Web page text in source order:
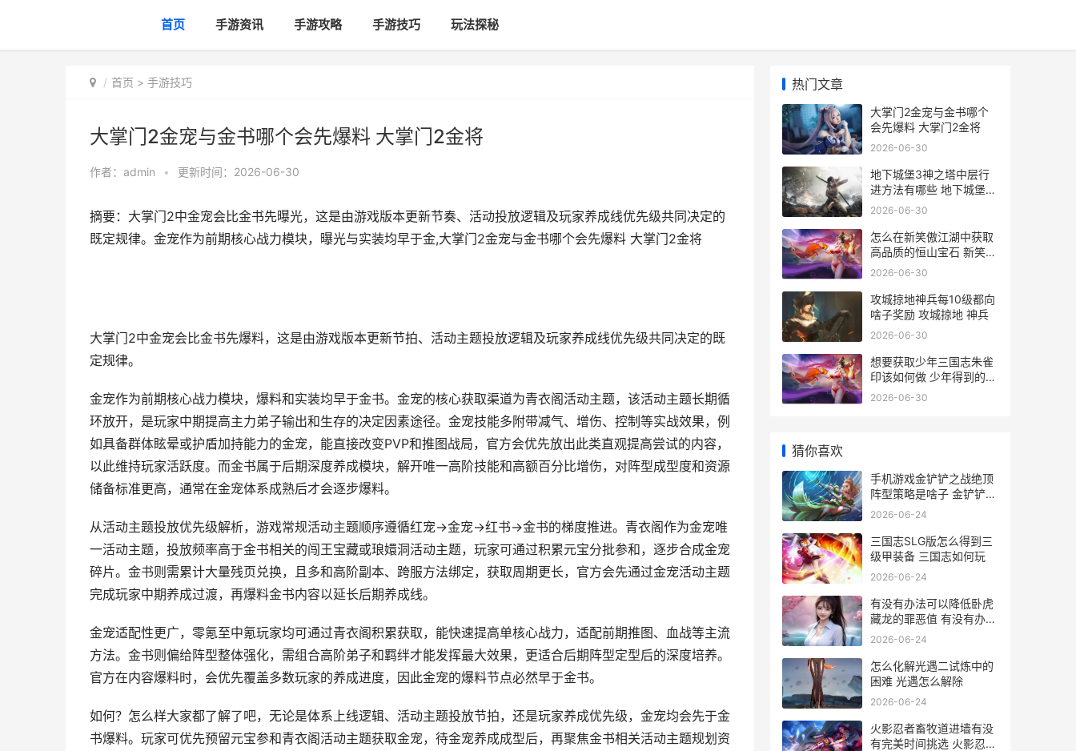
首页 手游资讯 手游攻略 手游技巧 玩法探秘
首页 > 手游技巧
大掌门2金宠与金书哪个会先爆料 大掌门2金将
作者： admin • 更新时间：2026-06-30
摘要：大掌门2中金宠会比金书先曝光，这是由游戏版本更新节奏、活动投放逻辑及玩家养成线优先级共同决定的
既定规律。金宠作为前期核心战力模块，曝光与实装均早于金,大掌门2金宠与金书哪个会先爆料 大掌门2金将
大掌门2中金宠会比金书先爆料，这是由游戏版本更新节拍、活动主题投放逻辑及玩家养成线优先级共同决定的既
定规律。
金宠作为前期核心战力模块，爆料和实装均早于金书。金宠的核心获取渠道为青衣阁活动主题，该活动主题长期循
环放开，是玩家中期提高主力弟子输出和生存的决定因素途径。金宠技能多附带减气、增伤、控制等实战效果，例
如具备群体眩晕或护盾加持能力的金宠，能直接改变PVP和推图战局，官方会优先放出此类直观提高尝试的内容，
以此维持玩家活跃度。而金书属于后期深度养成模块，解开唯一高阶技能和高额百分比增伤，对阵型成型度和资源
储备标准更高，通常在金宠体系成熟后才会逐步爆料。
从活动主题投放优先级解析，游戏常规活动主题顺序遵循红宠→金宠→红书→金书的梯度推进。青衣阁作为金宠唯
一活动主题，投放频率高于金书相关的闯王宝藏或琅嬛洞活动主题，玩家可通过积累元宝分批参和，逐步合成金宠
碎片。金书则需累计大量残页兑换，且多和高阶副本、跨服方法绑定，获取周期更长，官方会先通过金宠活动主题
完成玩家中期养成过渡，再爆料金书内容以延长后期养成线。
金宠适配性更广，零氪至中氪玩家均可通过青衣阁积累获取，能快速提高单核心战力，适配前期推图、血战等主流
方法。金书则偏给阵型整体强化，需组合高阶弟子和羁绊才能发挥最大效果，更适合后期阵型定型后的深度培养。
官方在内容爆料时，会优先覆盖多数玩家的养成进度，因此金宠的爆料节点必然早于金书。
如何？怎么样大家都了解了吧，无论是体系上线逻辑、活动主题投放节拍，还是玩家养成优先级，金宠均会先于金
书爆料。玩家可优先预留元宝参和青衣阁活动主题获取金宠，待金宠养成成型后，再聚焦金书相关活动主题规划资
热门文章
大掌门2金宠与金书哪个
会先爆料 大掌门2金将
2026-06-30
地下城堡3神之塔中层行
进方法有哪些 地下城堡3
神之血
2026-06-30
怎么在新笑傲江湖中获取
高品质的恒山宝石 新笑傲
江湖游戏视频播放
2026-06-30
攻城掠地神兵每10级都向
啥子奖励 攻城掠地 神兵
2026-06-30
想要获取少年三国志朱雀
印该如何做 少年得到的兑
换码有哪些
2026-06-30
猜你喜欢
手机游戏金铲铲之战绝顶
阵型策略是啥子 金铲铲手
游攻略
2026-06-24
三国志SLG版怎么得到三
级甲装备 三国志如何玩
2026-06-24
有没有办法可以降低卧虎
藏龙的罪恶值 有没有办法
可以收款方跟医院一样的
2026-06-24
怎么化解光遇二试炼中的
困难 光遇怎么解除
2026-06-24
火影忍者畜牧道进墙有没
有完美时间挑选 火影忍者